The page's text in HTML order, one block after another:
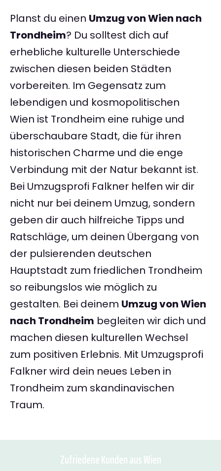
Planst du einen Umzug von Wien nach
Trondheim? Du solltest dich auf
erhebliche kulturelle Unterschiede
zwischen diesen beiden Städten
vorbereiten. Im Gegensatz zum
lebendigen und kosmopolitischen
Wien ist Trondheim eine ruhige und
überschaubare Stadt, die für ihren
historischen Charme und die enge
Verbindung mit der Natur bekannt ist.
Bei Umzugsprofi Falkner helfen wir dir
nicht nur bei deinem Umzug, sondern
geben dir auch hilfreiche Tipps und
Ratschläge, um deinen Übergang von
der pulsierenden deutschen
Hauptstadt zum friedlichen Trondheim
so reibungslos wie möglich zu
gestalten. Bei deinem Umzug von Wien
nach Trondheim begleiten wir dich und
machen diesen kulturellen Wechsel
zum positiven Erlebnis. Mit Umzugsprofi
Falkner wird dein neues Leben in
Trondheim zum skandinavischen
Traum.
Zufriedene Kunden aus Wien